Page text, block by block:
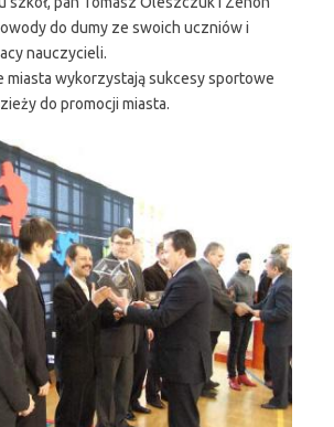
do dumy ze swoich uczniów i
nauczycieli.
miasta wykorzystają sukcesy sportowe
do promocji miasta.